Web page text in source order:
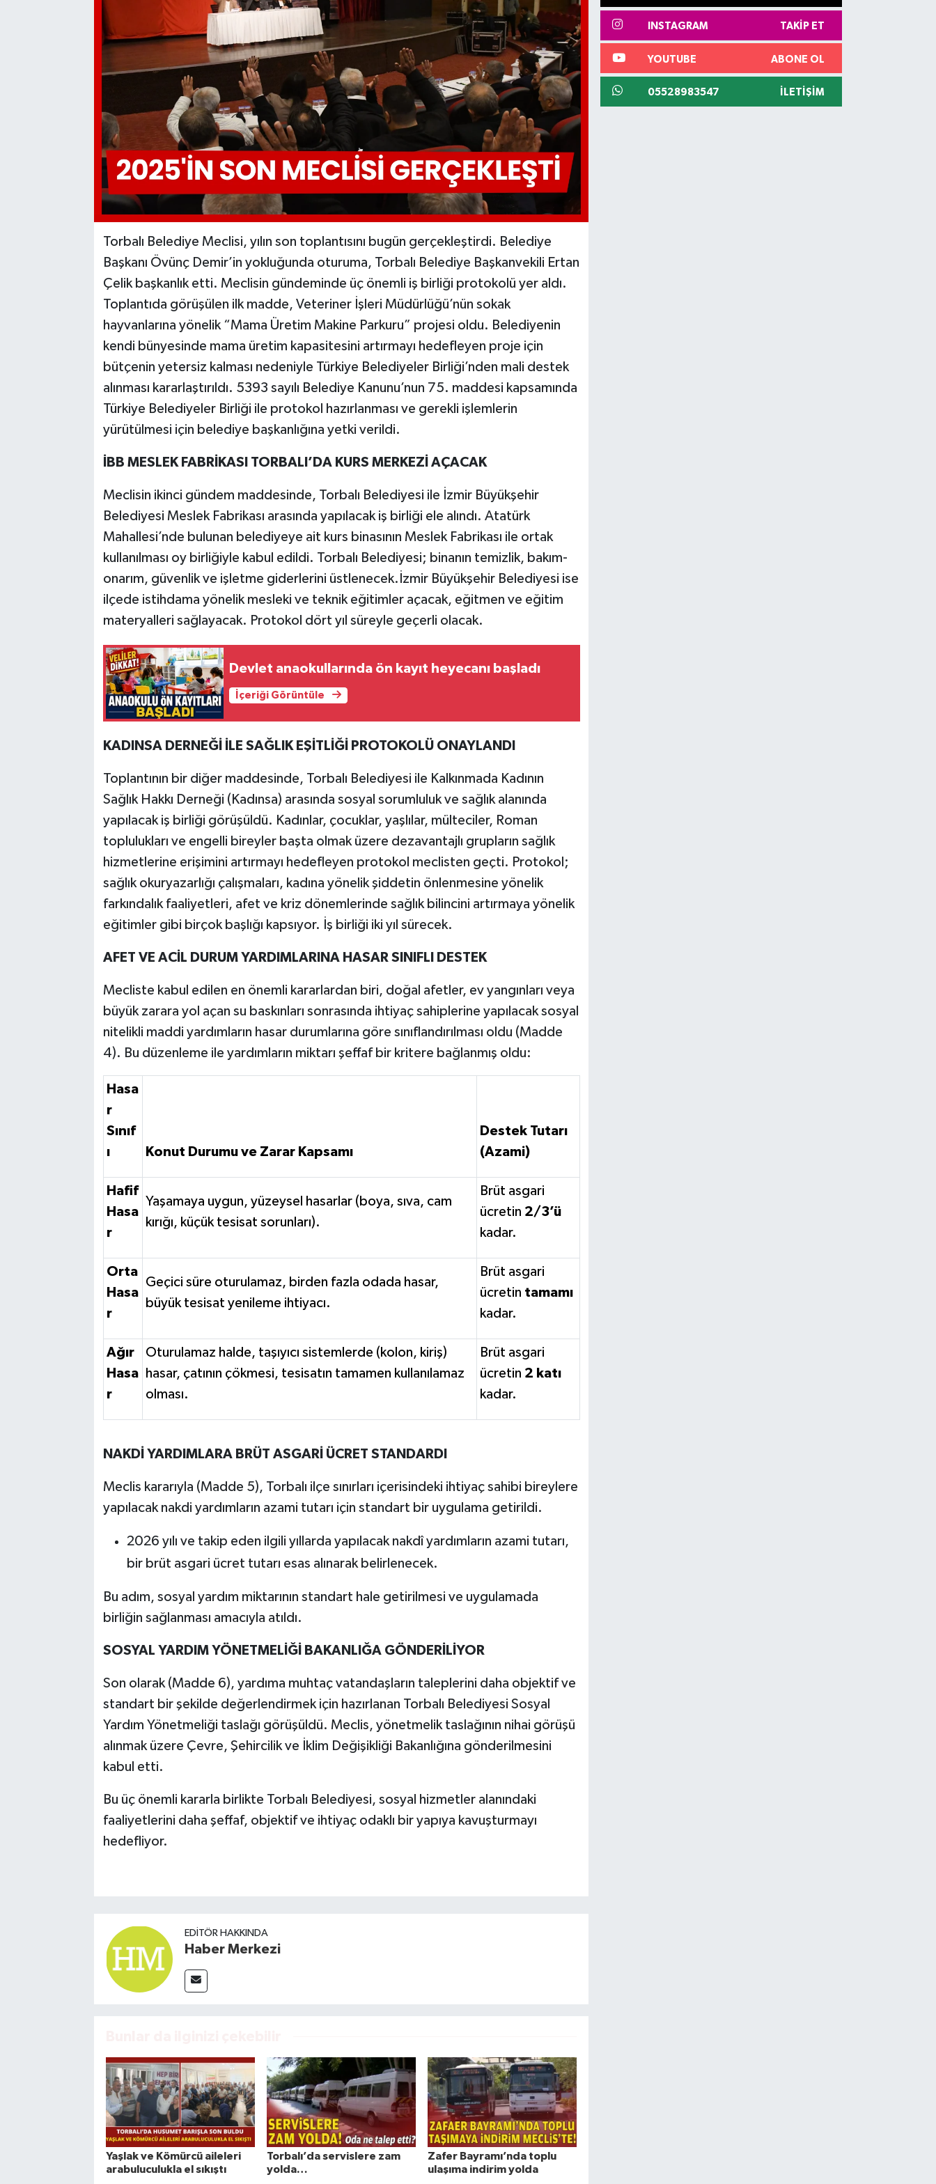
Torbalı Belediye Meclisi, yılın son toplantısını bugün gerçekleştirdi. Belediye
Başkanı Övünç Demir’in yokluğunda oturuma, Torbalı Belediye Başkanvekili Ertan
Çelik başkanlık etti. Meclisin gündeminde üç önemli iş birliği protokolü yer aldı.
Toplantıda görüşülen ilk madde, Veteriner İşleri Müdürlüğü’nün sokak
hayvanlarına yönelik “Mama Üretim Makine Parkuru” projesi oldu. Belediyenin
kendi bünyesinde mama üretim kapasitesini artırmayı hedefleyen proje için
bütçenin yetersiz kalması nedeniyle Türkiye Belediyeler Birliği’nden mali destek
alınması kararlaştırıldı. 5393 sayılı Belediye Kanunu’nun 75. maddesi kapsamında
Türkiye Belediyeler Birliği ile protokol hazırlanması ve gerekli işlemlerin
yürütülmesi için belediye başkanlığına yetki verildi.
İBB MESLEK FABRİKASI TORBALI’DA KURS MERKEZİ AÇACAK
Meclisin ikinci gündem maddesinde, Torbalı Belediyesi ile İzmir Büyükşehir
Belediyesi Meslek Fabrikası arasında yapılacak iş birliği ele alındı. Atatürk
Mahallesi’nde bulunan belediyeye ait kurs binasının Meslek Fabrikası ile ortak
kullanılması oy birliğiyle kabul edildi. Torbalı Belediyesi; binanın temizlik, bakım-
onarım, güvenlik ve işletme giderlerini üstlenecek.İzmir Büyükşehir Belediyesi ise
ilçede istihdama yönelik mesleki ve teknik eğitimler açacak, eğitmen ve eğitim
materyalleri sağlayacak. Protokol dört yıl süreyle geçerli olacak.
Devlet anaokullarında ön kayıt heyecanı başladı
İçeriği Görüntüle
KADINSA DERNEĞİ İLE SAĞLIK EŞİTLİĞİ PROTOKOLÜ ONAYLANDI
Toplantının bir diğer maddesinde, Torbalı Belediyesi ile Kalkınmada Kadının
Sağlık Hakkı Derneği (Kadınsa) arasında sosyal sorumluluk ve sağlık alanında
yapılacak iş birliği görüşüldü. Kadınlar, çocuklar, yaşlılar, mülteciler, Roman
toplulukları ve engelli bireyler başta olmak üzere dezavantajlı grupların sağlık
hizmetlerine erişimini artırmayı hedefleyen protokol meclisten geçti. Protokol;
sağlık okuryazarlığı çalışmaları, kadına yönelik şiddetin önlenmesine yönelik
farkındalık faaliyetleri, afet ve kriz dönemlerinde sağlık bilincini artırmaya yönelik
eğitimler gibi birçok başlığı kapsıyor. İş birliği iki yıl sürecek.
AFET VE ACİL DURUM YARDIMLARINA HASAR SINIFLI DESTEK
Mecliste kabul edilen en önemli kararlardan biri, doğal afetler, ev yangınları veya
büyük zarara yol açan su baskınları sonrasında ihtiyaç sahiplerine yapılacak sosyal
nitelikli maddi yardımların hasar durumlarına göre sınıflandırılması oldu (Madde
4). Bu düzenleme ile yardımların miktarı şeffaf bir kritere bağlanmış oldu:
Hasa
r
Sınıf
ı
Konut Durumu ve Zarar Kapsamı
Destek Tutarı
(Azami)
Hafif
Hasa
r
Yaşamaya uygun, yüzeysel hasarlar (boya, sıva, cam
kırığı, küçük tesisat sorunları).
Brüt asgari
ücretin 2/3’ü
kadar.
Orta
Hasa
r
Geçici süre oturulamaz, birden fazla odada hasar,
büyük tesisat yenileme ihtiyacı.
Brüt asgari
ücretin tamamı
kadar.
Ağır
Hasa
r
Oturulamaz halde, taşıyıcı sistemlerde (kolon, kiriş)
hasar, çatının çökmesi, tesisatın tamamen kullanılamaz
olması.
Brüt asgari
ücretin 2 katı
kadar.
NAKDİ YARDIMLARA BRÜT ASGARİ ÜCRET STANDARDI
Meclis kararıyla (Madde 5), Torbalı ilçe sınırları içerisindeki ihtiyaç sahibi bireylere
yapılacak nakdi yardımların azami tutarı için standart bir uygulama getirildi.
2026 yılı ve takip eden ilgili yıllarda yapılacak nakdî yardımların azami tutarı,
bir brüt asgari ücret tutarı esas alınarak belirlenecek.
Bu adım, sosyal yardım miktarının standart hale getirilmesi ve uygulamada
birliğin sağlanması amacıyla atıldı.
SOSYAL YARDIM YÖNETMELİĞİ BAKANLIĞA GÖNDERİLİYOR
Son olarak (Madde 6), yardıma muhtaç vatandaşların taleplerini daha objektif ve
standart bir şekilde değerlendirmek için hazırlanan Torbalı Belediyesi Sosyal
Yardım Yönetmeliği taslağı görüşüldü. Meclis, yönetmelik taslağının nihai görüşü
alınmak üzere Çevre, Şehircilik ve İklim Değişikliği Bakanlığına gönderilmesini
kabul etti.
Bu üç önemli kararla birlikte Torbalı Belediyesi, sosyal hizmetler alanındaki
faaliyetlerini daha şeffaf, objektif ve ihtiyaç odaklı bir yapıya kavuşturmayı
hedefliyor.
EDITÖR HAKKINDA
Haber Merkezi
Yaşlak ve Kömürcü aileleri
arabuluculukla el sıkıştı
Torbalı’da servislere zam
yolda…
Zafer Bayramı’nda toplu
ulaşıma indirim yolda
INSTAGRAM TAKIP ET
YOUTUBE ABONE OL
05528983547 İLETIŞIM